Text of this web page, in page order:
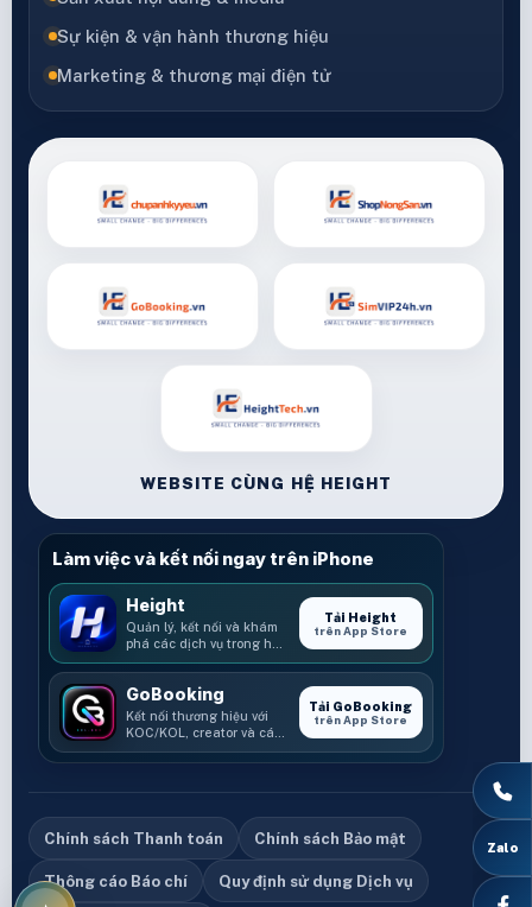
Sự kiện & vận hành thương hiệu
Marketing & thương mại điện tử
WEBSITE CÙNG HỆ HEIGHT
Làm việc và kết nối ngay trên iPhone
Height
Quản lý, kết nối và khám
phá các dịch vụ trong hệ
sinh thái Height.
Tải Height
trên App Store
GoBooking
Kết nối thương hiệu với
KOC/KOL, creator và các
cơ hội booking.
Tải GoBooking
trên App Store
Chính sách Thanh toán Chính sách Bảo mật
Thông cáo Báo chí Quy định sử dụng Dịch vụ